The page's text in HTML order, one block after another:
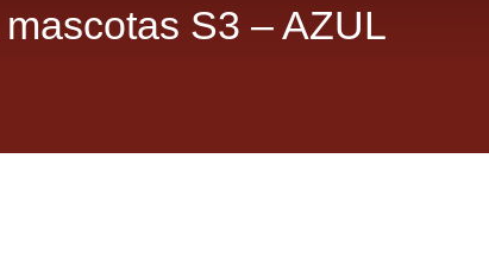
S3 – AZUL